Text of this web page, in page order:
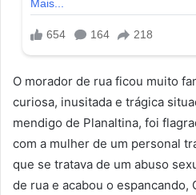
O morador de rua ficou muito
curiosa, inusitada e trágica
mendigo de Planaltina, foi
com a mulher de um personal
que se tratava de um abuso
de rua e acabou o espancando,